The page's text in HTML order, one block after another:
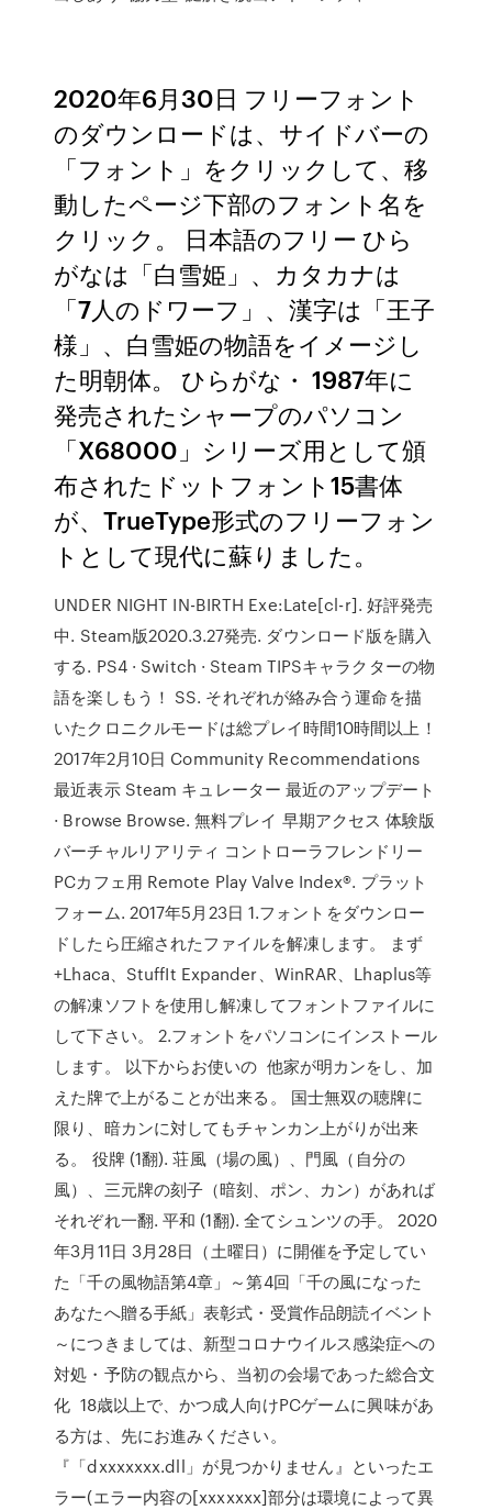
2020年6月30日 フリーフォント
のダウンロードは、サイドバーの
「フォント」をクリックして、移
動したページ下部のフォント名を
クリック。 日本語のフリー ひら
がなは「白雪姫」、カタカナは
「7人のドワーフ」、漢字は「王子
様」、白雪姫の物語をイメージし
た明朝体。 ひらがな・ 1987年に
発売されたシャープのパソコン
「X68000」シリーズ用として頒
布されたドットフォント15書体
が、TrueType形式のフリーフォン
トとして現代に蘇りました。
UNDER NIGHT IN-BIRTH Exe:Late[cl-r]. 好評発売
中. Steam版2020.3.27発売. ダウンロード版を購入
する. PS4 · Switch · Steam TIPSキャラクターの物
語を楽しもう！ SS. それぞれが絡み合う運命を描
いたクロニクルモードは総プレイ時間10時間以上！
2017年2月10日 Community Recommendations
最近表示 Steam キュレーター 最近のアップデート
· Browse Browse. 無料プレイ 早期アクセス 体験版
バーチャルリアリティ コントローラフレンドリー
PCカフェ用 Remote Play Valve Index®. プラット
フォーム. 2017年5月23日 1.フォントをダウンロー
ドしたら圧縮されたファイルを解凍します。 まず
+Lhaca、StuffIt Expander、WinRAR、Lhaplus等
の解凍ソフトを使用し解凍してフォントファイルに
して下さい。 2.フォントをパソコンにインストール
します。 以下からお使いの 他家が明カンをし、加
えた牌で上がることが出来る。 国士無双の聴牌に
限り、暗カンに対してもチャンカン上がりが出来
る。 役牌 (1翻). 荘風（場の風）、門風（自分の
風）、三元牌の刻子（暗刻、ポン、カン）があれば
それぞれ一翻. 平和 (1翻). 全てシュンツの手。 2020
年3月11日 3月28日（土曜日）に開催を予定してい
た「千の風物語第4章」～第4回「千の風になった
あなたへ贈る手紙」表彰式・受賞作品朗読イベント
～につきましては、新型コロナウイルス感染症への
対処・予防の観点から、当初の会場であった総合文
化 18歳以上で、かつ成人向けPCゲームに興味があ
る方は、先にお進みください。
『「dxxxxxxx.dll」が見つかりません』といったエ
ラー(エラー内容の[xxxxxxx]部分は環境によって異